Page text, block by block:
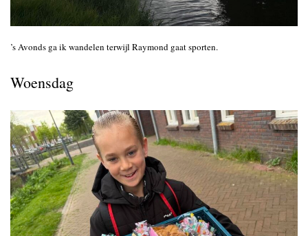
’s Avonds ga ik wandelen terwijl Raymond gaat sporten.
Woensdag